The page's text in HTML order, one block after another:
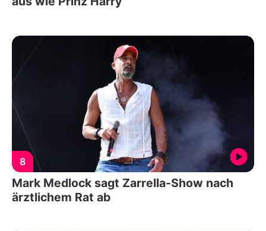
8
Mark Medlock sagt Zarrella-Show nach
ärztlichem Rat ab